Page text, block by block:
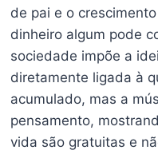
de pai e o
dinheiro algum pode
sociedade impõe a
diretamente ligada à
acumulado, mas a
pensamento,
vida são gratuitas e